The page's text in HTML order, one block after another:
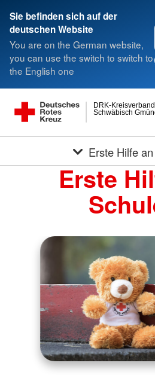
Sie befinden sich auf der
deutschen Website
You are on the German website,
you can use the switch to switch to
the English one
Schwäbisch
DRK-Kreisverband
Erste Hilfe
Erste